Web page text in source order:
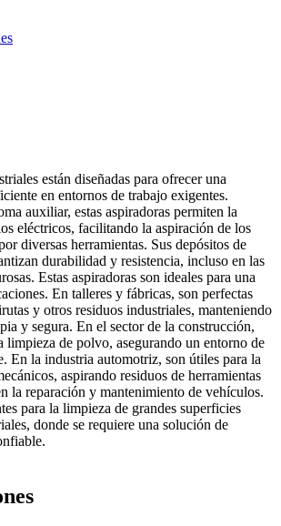
están diseñadas para ofrecer una
en entornos de trabajo exigentes.
auxiliar, estas aspiradoras permiten la
eléctricos, facilitando la aspiración de los
diversas herramientas. Sus depósitos de
durabilidad y resistencia, incluso en las
Estas aspiradoras son ideales para una
En talleres y fábricas, son perfectas
y otros residuos industriales, manteniendo
y segura. En el sector de la construcción,
limpieza de polvo, asegurando un entorno de
En la industria automotriz, son útiles para la
aspirando residuos de herramientas
la reparación y mantenimiento de vehículos.
para la limpieza de grandes superficies
donde se requiere una solución de